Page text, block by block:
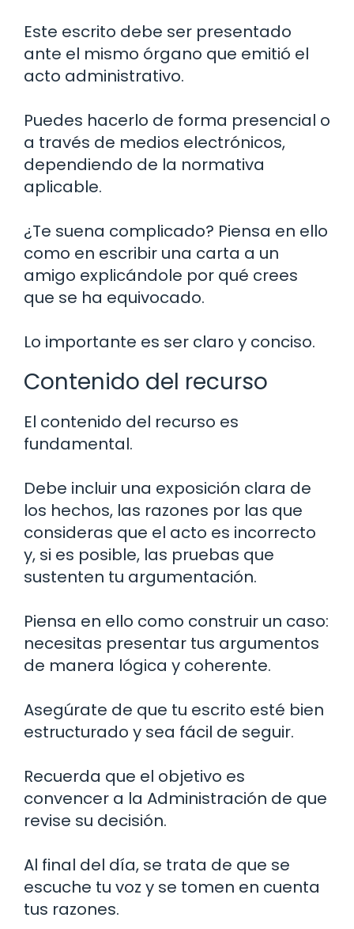
Este escrito debe ser presentado
ante el mismo órgano que emitió el
acto administrativo.
Puedes hacerlo de forma presencial o
a través de medios electrónicos,
dependiendo de la normativa
aplicable.
¿Te suena complicado? Piensa en ello
como en escribir una carta a un
amigo explicándole por qué crees
que se ha equivocado.
Lo importante es ser claro y conciso.
Contenido del recurso
El contenido del recurso es
fundamental.
Debe incluir una exposición clara de
los hechos, las razones por las que
consideras que el acto es incorrecto
y, si es posible, las pruebas que
sustenten tu argumentación.
Piensa en ello como construir un caso:
necesitas presentar tus argumentos
de manera lógica y coherente.
Asegúrate de que tu escrito esté bien
estructurado y sea fácil de seguir.
Recuerda que el objetivo es
convencer a la Administración de que
revise su decisión.
Al final del día, se trata de que se
escuche tu voz y se tomen en cuenta
tus razones.